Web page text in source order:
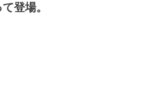
登場。